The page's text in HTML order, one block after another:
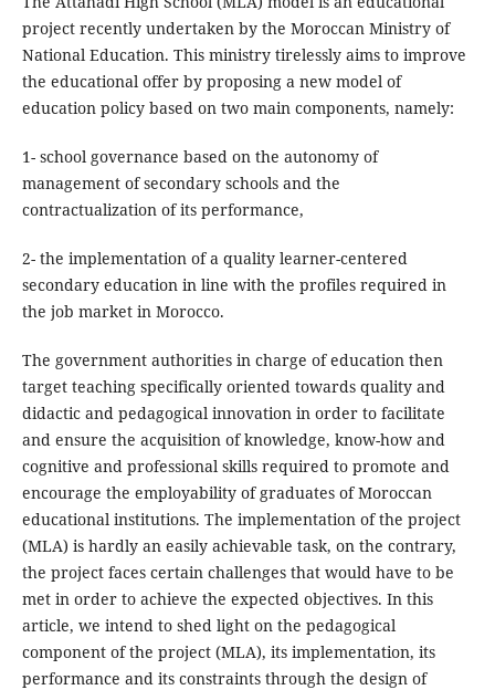
project recently undertaken by the Moroccan Ministry of
National Education. This ministry tirelessly aims to improve
the educational offer by proposing a new model of
education policy based on two main components, namely:
1- school governance based on the autonomy of
management of secondary schools and the
contractualization of its performance,
2- the implementation of a quality learner-centered
secondary education in line with the profiles required in
the job market in Morocco.
The government authorities in charge of education then
target teaching specifically oriented towards quality and
didactic and pedagogical innovation in order to facilitate
and ensure the acquisition of knowledge, know-how and
cognitive and professional skills required to promote and
encourage the employability of graduates of Moroccan
educational institutions. The implementation of the project
(MLA) is hardly an easily achievable task, on the contrary,
the project faces certain challenges that would have to be
met in order to achieve the expected objectives. In this
article, we intend to shed light on the pedagogical
component of the project (MLA), its implementation, its
performance and its constraints through the design of